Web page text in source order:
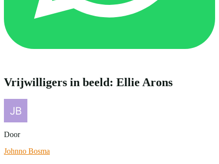
Vrijwilligers in beeld: Ellie Arons
Door
Johnno Bosma